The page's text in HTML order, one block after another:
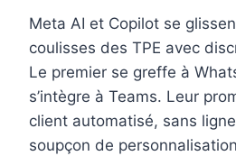
Meta AI et Copilot se
coulisses des TPE avec
Le premier se greffe à
s’intègre à Teams. Leur
client automatisé, sans
soupçon de